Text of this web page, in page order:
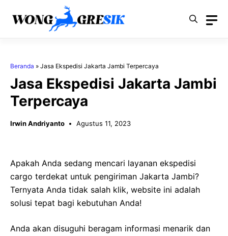
Beranda » Jasa Ekspedisi Jakarta Jambi Terpercaya
Jasa Ekspedisi Jakarta Jambi
Terpercaya
Irwin Andriyanto Agustus 11, 2023
Apakah Anda sedang mencari layanan ekspedisi
cargo terdekat untuk pengiriman Jakarta Jambi?
Ternyata Anda tidak salah klik, website ini adalah
solusi tepat bagi kebutuhan Anda!
Anda akan disuguhi beragam informasi menarik dan